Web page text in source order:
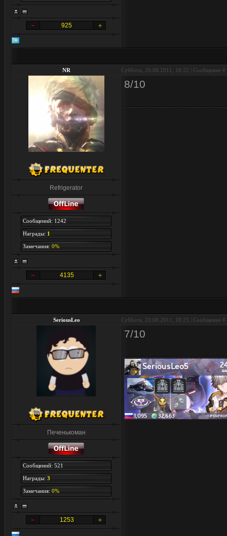
925
NR Суббота, 20.08.2011, 18:22 | Сообщение #
Refrigerator
Сообщений: 1242
Награды: 1
Замечания: 0%
4135
8/10
SeriousLeo Суббота, 20.08.2011, 18:25 | Сообщение #
Печенькоман
Сообщений: 521
Награды: 3
Замечания: 0%
1253
7/10